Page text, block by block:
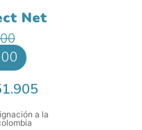
Net
base
Precio
a la